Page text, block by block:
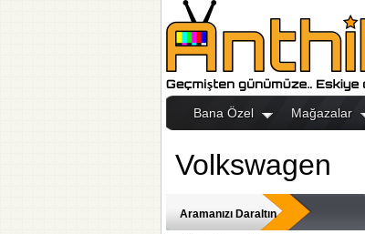
Bana Özel Mağazalar
Volkswagen
Aramanızı Daraltın